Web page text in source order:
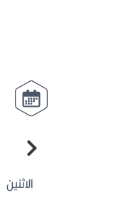
الاثنين